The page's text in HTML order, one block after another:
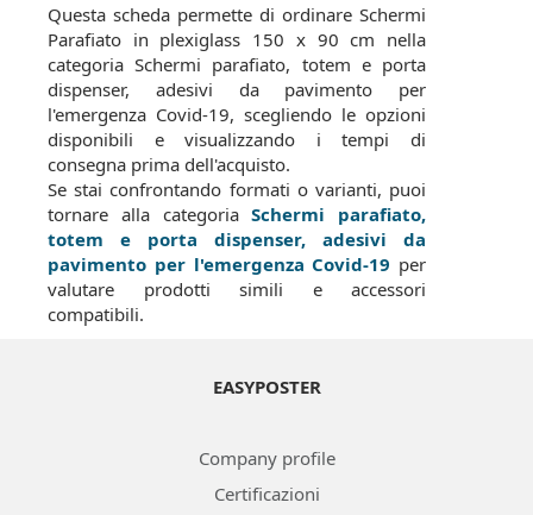
Questa scheda permette di ordinare Schermi
Parafiato in plexiglass 150 x 90 cm nella
categoria Schermi parafiato, totem e porta
dispenser, adesivi da pavimento per
l'emergenza Covid-19, scegliendo le opzioni
disponibili e visualizzando i tempi di
consegna prima dell'acquisto.
Se stai confrontando formati o varianti, puoi
tornare alla categoriaSchermi parafiato,
totem e porta dispenser, adesivi da
pavimento per l'emergenza Covid-19 per
valutare prodotti simili e accessori
compatibili.
EASYPOSTER
Company profile
Certificazioni